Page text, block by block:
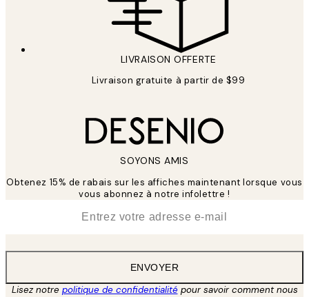
LIVRAISON OFFERTE
Livraison gratuite à partir de $99
SOYONS AMIS
Obtenez 15% de rabais sur les affiches maintenant lorsque vous
vous abonnez à notre infolettre !
ENVOYER
Lisez notre politique de confidentialitépour savoir comment nous